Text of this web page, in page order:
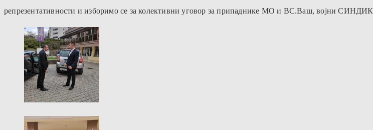
репрезентативности и изборимо се за колективни уговор за припаднике МО и ВС.Ваш, војни